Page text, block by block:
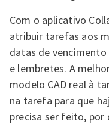
Com o aplicativo
atribuir tarefas aos
datas de
e lembretes. A
modelo CAD real à
na tarefa para que
precisa ser feito, por